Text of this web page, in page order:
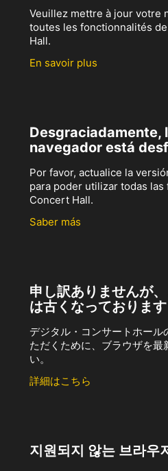
Veuillez mettre à jour votre
toutes les fonctionnalités
Hall.
En savoir plus
Desgraciadamente,
navegador está
Por favor, actualice la
para poder utilizar todas
Concert Hall.
Saber más
申し訳ありませんが
は古くなっております
デジタル・コンサートホール
ただくために、ブラウザを最
い。
詳細はこちら
지원되지 않는 브라우